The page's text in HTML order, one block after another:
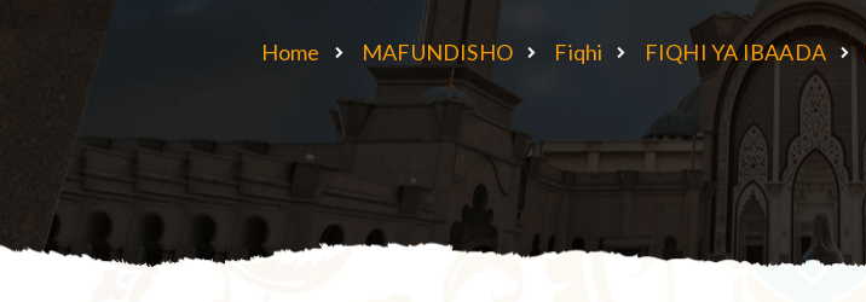
Home MAFUNDISHO Fiqhi FIQHI YA IBAADA